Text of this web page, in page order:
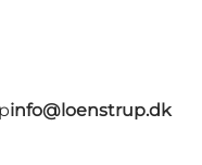
info@loenstrup.dk